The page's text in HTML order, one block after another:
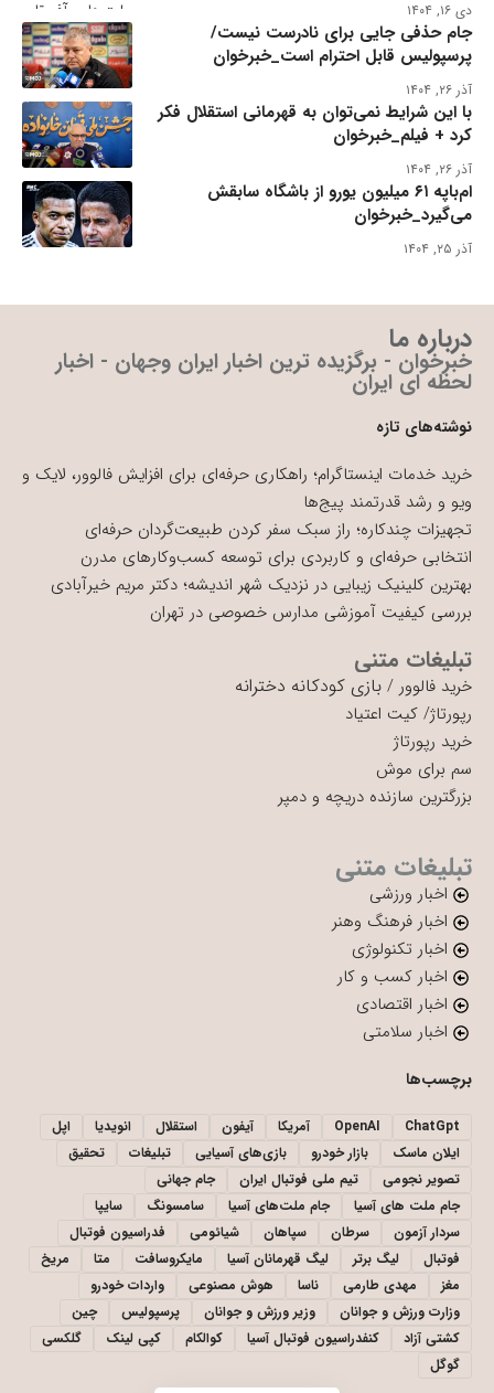
دی ۱۶, ۱۴۰۴
جام حذفی جایی برای نادرست نیست/
پرسپولیس قابل احترام است_خبرخوان
آذر ۲۶, ۱۴۰۴
با این شرایط نمی‌توان به قهرمانی استقلال فکر
کرد + فیلم_خبرخوان
آذر ۲۶, ۱۴۰۴
ام‌باپه ۶۱ میلیون یورو از باشگاه سابقش
می‌گیرد_خبرخوان
آذر ۲۵, ۱۴۰۴
درباره ما
خبرخوان - برگزیده ترین اخبار ایران وجهان - اخبار
لحظه ای ایران
نوشته‌های تازه
خرید خدمات اینستاگرام؛ راهکاری حرفه‌ای برای افزایش فالوور، لایک و
ویو و رشد قدرتمند پیج‌ها
تجهیزات چندکاره؛ راز سبک سفر کردن طبیعت‌گردان حرفه‌ای
انتخابی حرفه‌ای و کاربردی برای توسعه کسب‌وکارهای مدرن
بهترین کلینیک زیبایی در نزدیک شهر اندیشه؛ دکتر مریم خیرآبادی
بررسی کیفیت آموزشی مدارس خصوصی در تهران
تبلیغات متنی
خرید فالوور / بازی کودکانه دخترانه
رپورتاژ/ کیت اعتیاد
خرید رپورتاژ
سم برای موش
بزرگترین سازنده دریچه و دمپر
تبلیغات متنی
اخبار ورزشی
اخبار فرهنگ وهنر
اخبار تکنولوژی
اخبار کسب و کار
اخبار اقتصادی
اخبار سلامتی
برچسب‌ها
ChatGpt
OpenAI آمریکا آیفون استقلال انویدیا
اپل
ایلان ماسک
بازار خودرو بازی‌های آسیایی تبلیغات
تحقیق
تصویر نجومی
تیم ملی فوتبال ایران
جام جهانی
جام ملت های آسیا
جام ملت‌های آسیا سامسونگ
سایپا
سردار آزمون
سرطان سپاهان شیائومی
فدراسیون فوتبال
فوتبال
لیگ برتر لیگ قهرمانان آسیا مایکروسافت متا
مریخ
مغز
مهدی طارمی ناسا هوش مصنوعی
واردات خودرو
وزارت ورزش و جوانان
وزیر ورزش و جوانان پرسپولیس
چین
کشتی آزاد
کنفدراسیون فوتبال آسیا کوالکام کپی لینک
گلکسی
گوگل